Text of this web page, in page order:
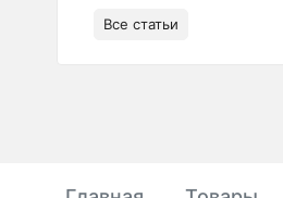
Все статьи